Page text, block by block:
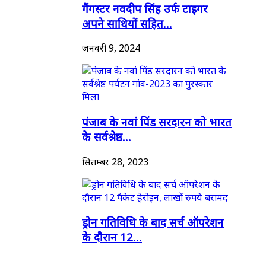
गैंगस्टर नवदीप सिंह उर्फ टाइगर
अपने साथियों सहित...
जनवरी 9, 2024
पंजाब के नवां पिंड सरदारन को भारत
के सर्वश्रेष्ठ...
सितम्बर 28, 2023
ड्रोन गतिविधि के बाद सर्च ऑपरेशन
के दौरान 12...